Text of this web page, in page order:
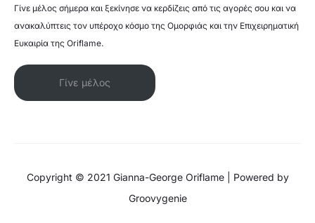
Γίνε μέλος σήμερα και ξεκίνησε να κερδίζεις από τις αγορές σου και να
ανακαλύπτεις τον υπέροχο κόσμο της Ομορφιάς και την Επιχειρηματική
Ευκαιρία της Oriflame.
Γίνε μέλος
Copyright © 2021 Gianna-George Oriflame | Powered by
Groovygenie